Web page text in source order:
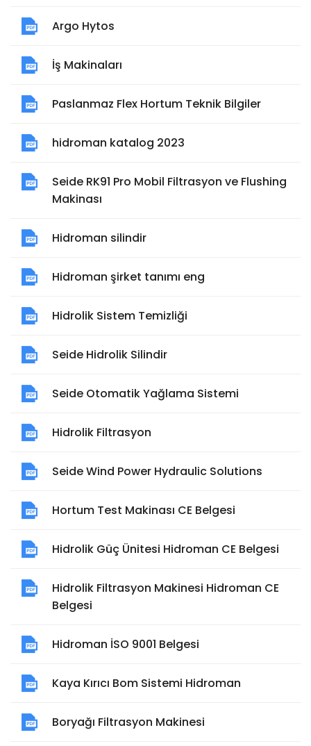
Argo Hytos
İş Makinaları
Paslanmaz Flex Hortum Teknik Bilgiler
hidroman katalog 2023
Seide RK91 Pro Mobil Filtrasyon ve Flushing
Makinası
Hidroman silindir
Hidroman şirket tanımı eng
Hidrolik Sistem Temizliği
Seide Hidrolik Silindir
Seide Otomatik Yağlama Sistemi
Hidrolik Filtrasyon
Seide Wind Power Hydraulic Solutions
Hortum Test Makinası CE Belgesi
Hidrolik Güç Ünitesi Hidroman CE Belgesi
Hidrolik Filtrasyon Makinesi Hidroman CE
Belgesi
Hidroman İSO 9001 Belgesi
Kaya Kırıcı Bom Sistemi Hidroman
Boryağı Filtrasyon Makinesi